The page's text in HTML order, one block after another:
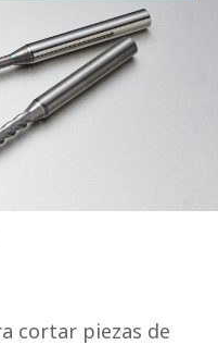
cortar piezas de